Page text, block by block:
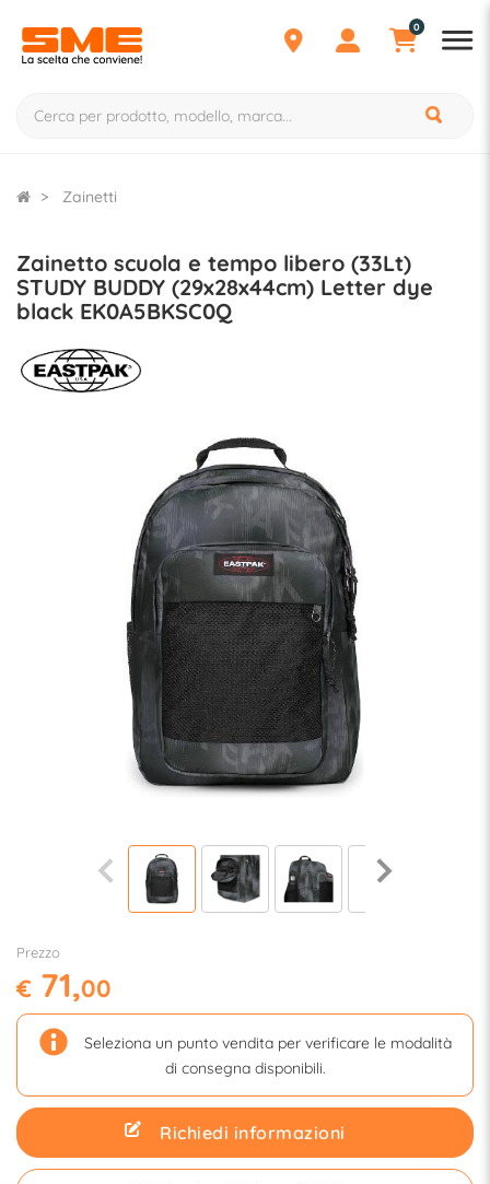
0
Zainetti
Zainetto scuola e tempo libero (33Lt)
STUDY BUDDY (29x28x44cm) Letter dye
black EK0A5BKSC0Q
Prezzo
€ 71,00
Seleziona un punto vendita per verificare le modalità
di consegna disponibili.
Richiedi informazioni